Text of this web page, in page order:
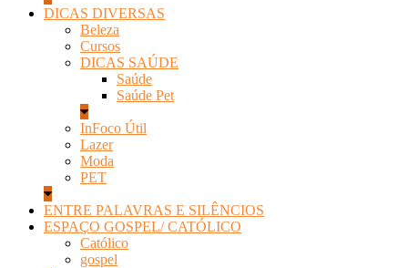
DICAS DIVERSAS
Beleza
Cursos
DICAS SAÚDE
Saúde
Saúde Pet
InFoco Útil
Lazer
Moda
PET
ENTRE PALAVRAS E SILÊNCIOS
ESPAÇO GOSPEL/ CATÓLICO
Católico
gospel